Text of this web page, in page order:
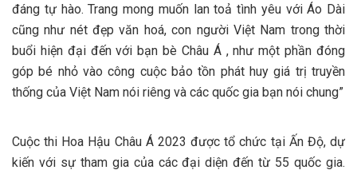
đáng tự hào. Trang mong muốn lan toả tình yêu với Áo Dài
cũng như nét đẹp văn hoá, con người Việt Nam trong thời
buổi hiện đại đến với bạn bè Châu Á , như một phần đóng
góp bé nhỏ vào công cuộc bảo tồn phát huy giá trị truyền
thống của Việt Nam nói riêng và các quốc gia bạn nói chung”
Cuộc thi Hoa Hậu Châu Á 2023 được tổ chức tại Ấn Độ, dự
kiến với sự tham gia của các đại diện đến từ 55 quốc gia.